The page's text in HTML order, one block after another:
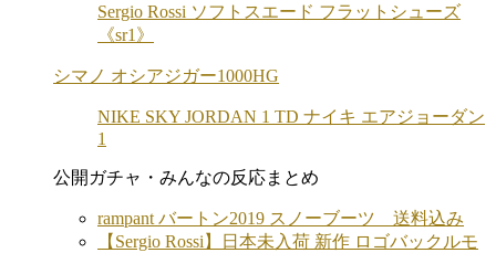
Sergio Rossi ソフトスエード フラットシューズ
《sr1》
シマノ オシアジガー1000HG
NIKE SKY JORDAN 1 TD ナイキ エアジョーダン
1
公開ガチャ・みんなの反応まとめ
rampant バートン2019 スノーブーツ 送料込み
【Sergio Rossi】日本未入荷 新作 ロゴバックルモ